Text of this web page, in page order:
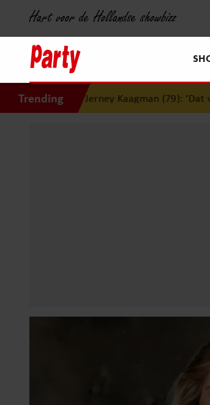
Hart voor de Hollandse showbizz
Trending
Kaagman (79): ‘Dat vertrouwen zal